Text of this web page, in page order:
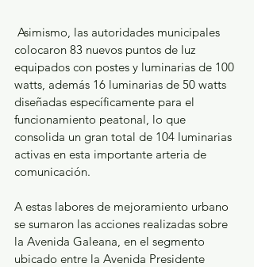
colocaron 83 nuevos puntos de luz
equipados con postes y luminarias de 100
watts, además 16 luminarias de 50 watts
diseñadas específicamente para el
funcionamiento peatonal, lo que
consolida un gran total de 104 luminarias
activas en esta importante arteria de
comunicación.
A estas labores de mejoramiento urbano
se sumaron las acciones realizadas sobre
la Avenida Galeana, en el segmento
ubicado entre la Avenida Presidente